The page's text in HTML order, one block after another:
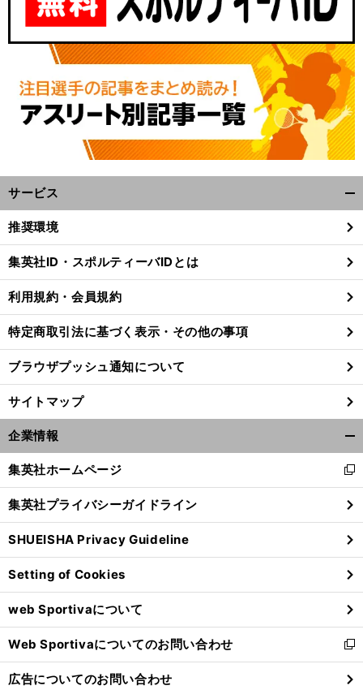
サービス
閉
る
推奨環境
集英社ID・スポルティーバIDとは
利用規約・会員規約
特定商取引法に基づく表示・その他の事項
ブラウザプッシュ通知について
サイトマップ
企業情報
閉
る
集英社ホームページ
新
し
い
ウ
ィ
ン
ド
ウ
で
開
く
集英社プライバシーガイドライン
SHUEISHA Privacy Guideline
Setting of Cookies
web Sportivaについて
Web Sportivaについてのお問い合わせ
新
し
い
広告についてのお問い合わせ